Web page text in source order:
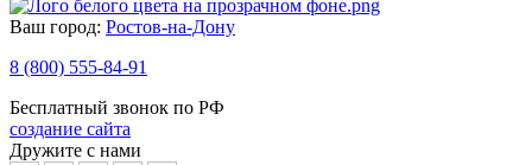
Ваш город: Ростов-на-Дону
8 (800) 555-84-91
Бесплатный звонок по РФ
создание сайта
Дружите с нами